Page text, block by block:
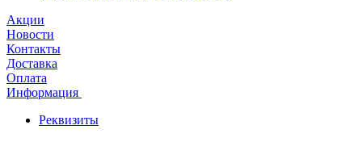
Акции
Новости
Контакты
Доставка
Оплата
Информация
Реквизиты